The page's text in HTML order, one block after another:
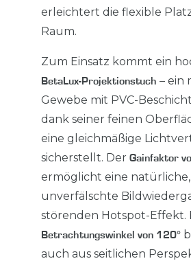
erleichtert die flexible
Raum.
Zum Einsatz kommt ein
BetaLux-Projektionstuch – ein
Gewebe mit PVC-
dank seiner feinen
eine gleichmäßige
sicherstellt. Der Gainfaktor
ermöglicht eine natürliche,
unverfälschte
störenden Hotspot-Effekt.
Betrachtungswinkel von 120°
auch aus seitlichen